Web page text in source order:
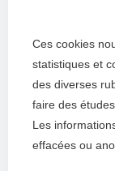
Ces cookies
statistiques et
des diverses
faire des
Les
effacées ou